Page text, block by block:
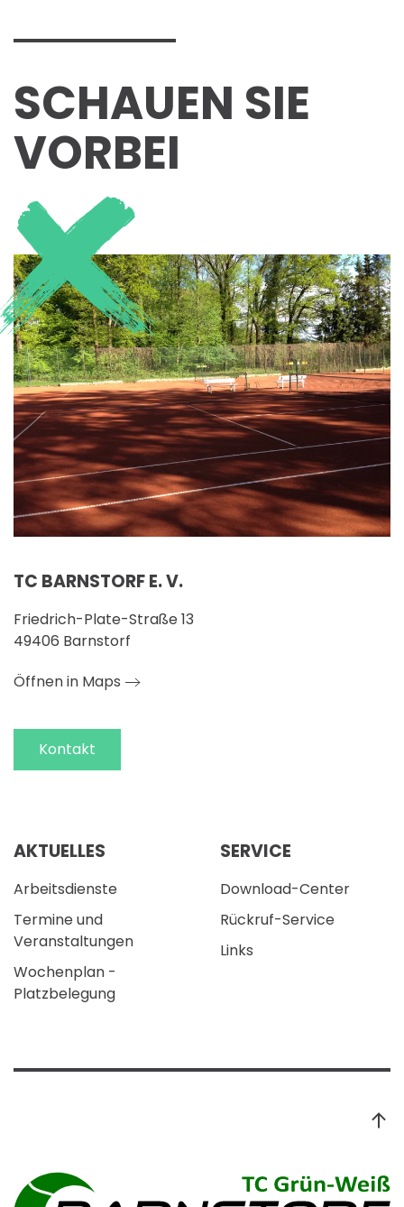
SCHAUEN SIE
VORBEI
TC BARNSTORF E. V.
Friedrich-Plate-Straße 13
49406 Barnstorf
Öffnen in Maps
Kontakt
AKTUELLES
Arbeitsdienste
Termine und
Veranstaltungen
Wochenplan -
Platzbelegung
SERVICE
Download-Center
Rückruf-Service
Links